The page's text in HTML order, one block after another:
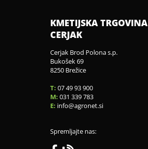
KMETIJSKA TRGOVINA
CERJAK
Cerjak Brod Polona s.p.
Bukošek 69
8250 Brežice
T: 07 49 93 900
M: 031 339 783
E: info agronet.si
Spremljajte nas: